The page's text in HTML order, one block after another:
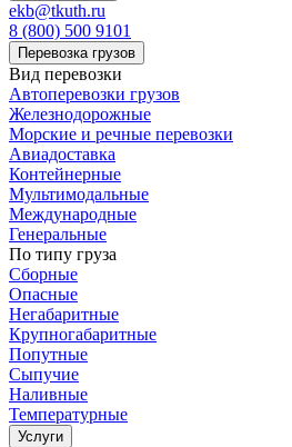
ekb@tkuth.ru
8 (800) 500 9101
Перевозка грузов
Вид перевозки
Автоперевозки грузов
Железнодорожные
Морские и речные перевозки
Авиадоставка
Контейнерные
Мультимодальные
Международные
Генеральные
По типу груза
Сборные
Опасные
Негабаритные
Крупногабаритные
Попутные
Сыпучие
Наливные
Температурные
Услуги